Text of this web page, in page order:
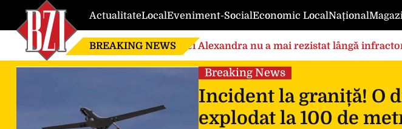
ActualitateLocalEveniment-SocialEconomic LocalNațional
BREAKING NEWS Nici Alexandra nu a mai rezistat lângă
de căsnicie
Breaking News
Incident la graniță! O
explodat la 100 de